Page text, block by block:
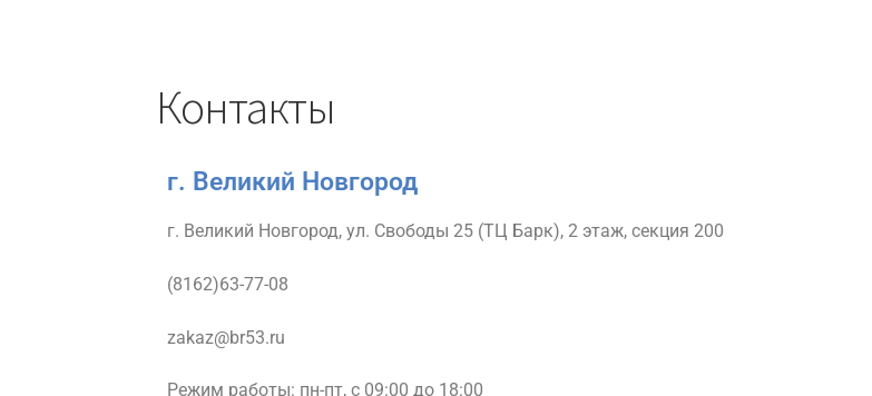
Контакты
г. Великий Новгород
г. Великий Новгород, ул. Свободы 25 (ТЦ Барк), 2 этаж, секция 200
(8162)63-77-08
zakaz@br53.ru
Режим работы: пн-пт, с 09:00 до 18:00